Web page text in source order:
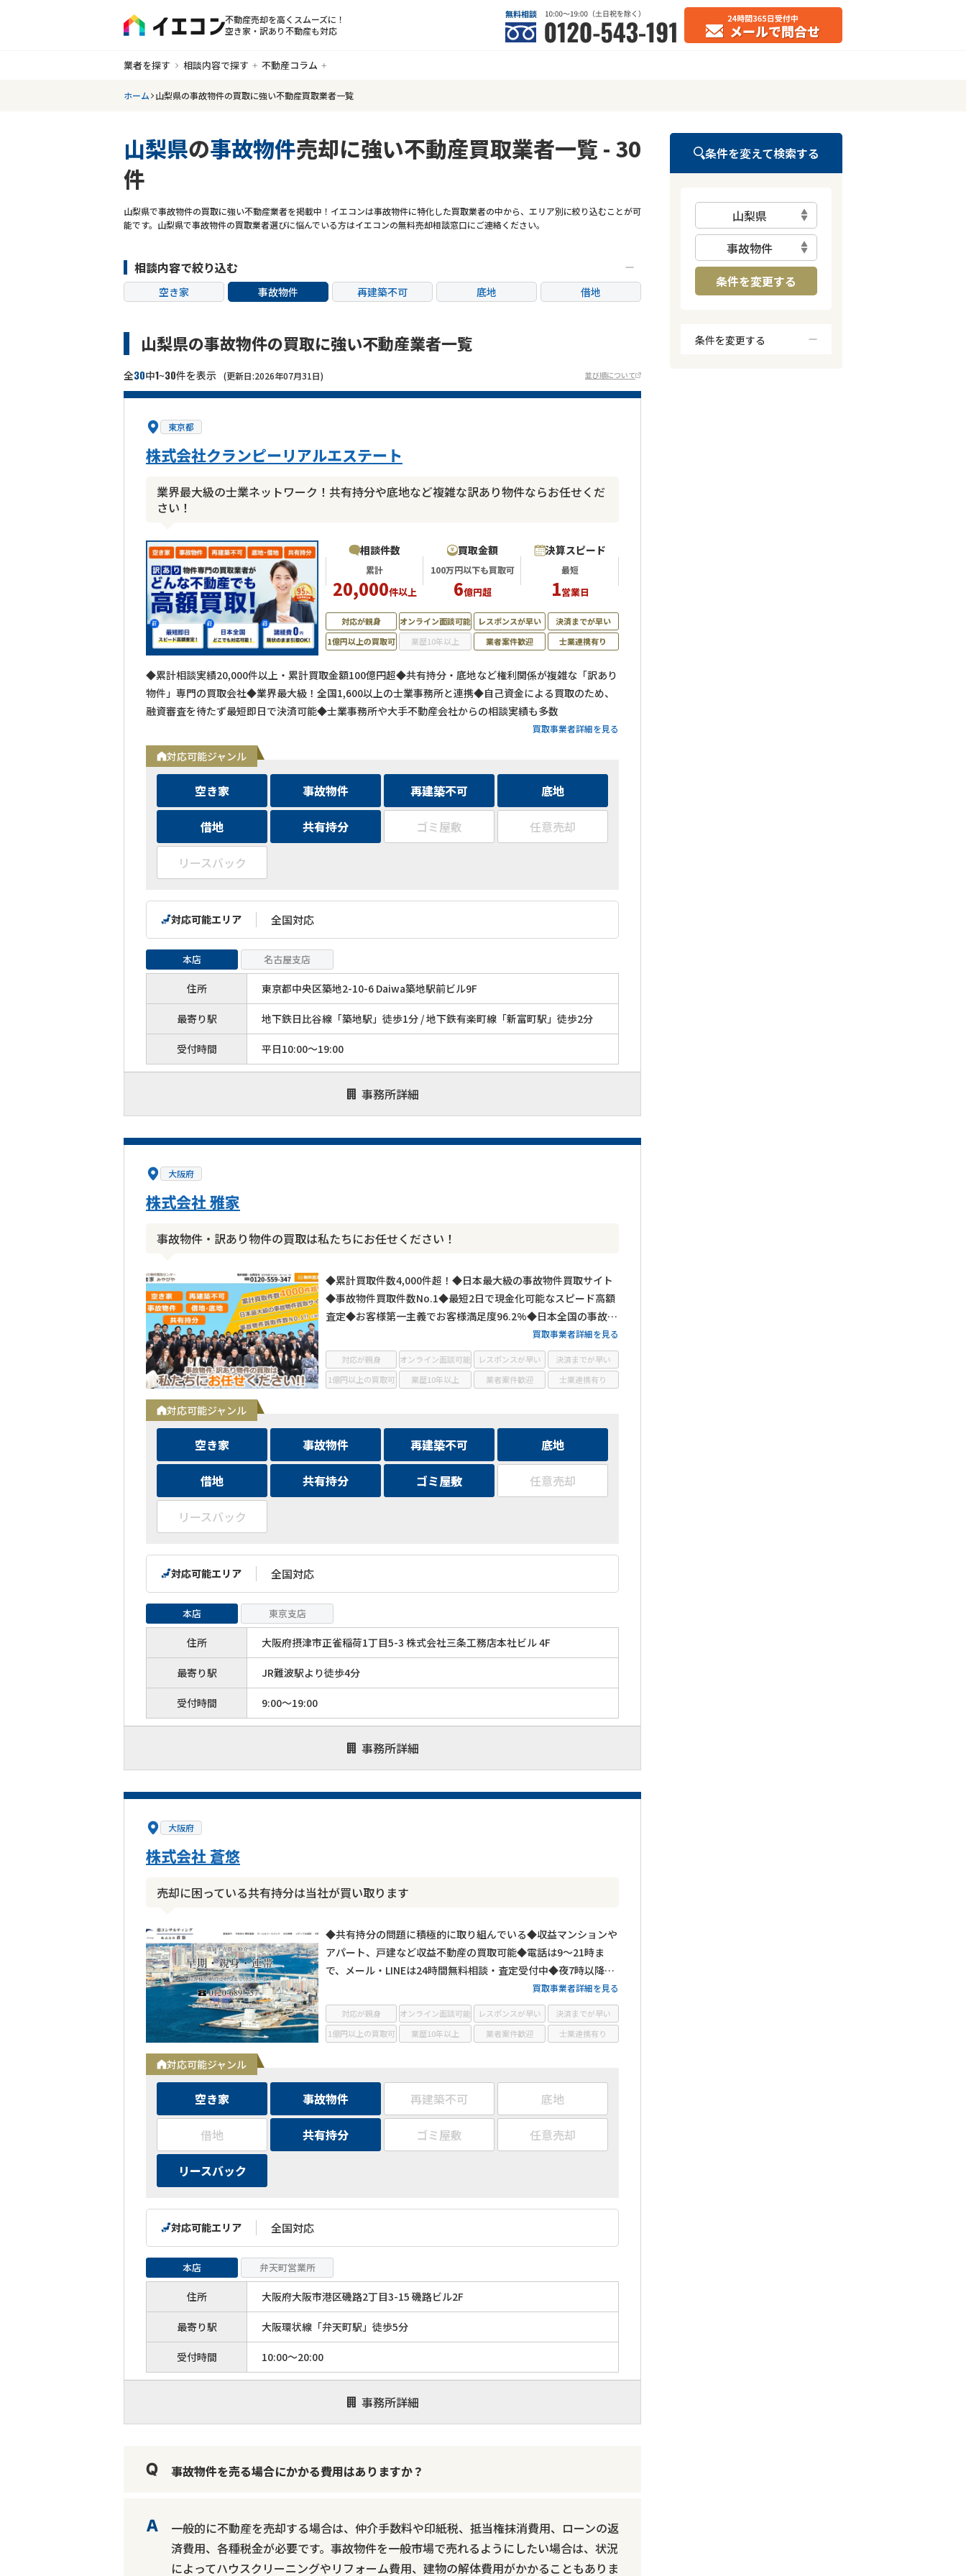
不動産売却を高くスムーズに！
空き家・訳あり不動産も対応
業者を探す 相談内容で探す 不動産コラム
ホーム 山梨県の事故物件の買取に強い不動産買取業者一覧
山梨県の事故物件売却に強い不動産買取業者一覧 - 30
件
山梨県で事故物件の買取に強い不動産業者を掲載中！イエコンは事故物件に特化した買取業者の中から、エリア別に絞り込むことが可
能です。山梨県で事故物件の買取業者選びに悩んでいる方はイエコンの無料売却相談窓口にご連絡ください。
相談内容で絞り込む
空き家 事故物件 再建築不可 底地
借地
山梨県の事故物件の買取に強い不動産業者一覧
全30中1~30件を表示 (更新日:2026年07月31日) 並び順について
東京都
株式会社クランピーリアルエステート
業界最大級の士業ネットワーク！共有持分や底地など複雑な訳あり物件ならお任せくだ
さい！
相談件数
累計
20,000件以上
買取金額
100万円以下も買取可
6億円超
決算スピード
最短
1営業日
◆累計相談実績20,000件以上・累計買取金額100億円超◆共有持分・底地など権利関係が複雑な「訳あり
物件」専門の買取会社◆業界最大級！全国1,600以上の士業事務所と連携◆自己資金による買取のため、
融資審査を待たず最短即日で決済可能◆士業事務所や大手不動産会社からの相談実績も多数
買取事業者詳細を見る
対応可能ジャンル
空き家 事故物件 再建築不可 底地
借地 共有持分 ゴミ屋敷 任意売却
リースバック
本店 名古屋支店
住所 東京都中央区築地2-10-6 Daiwa築地駅前ビル9F
最寄り駅 地下鉄日比谷線「築地駅」徒歩1分 / 地下鉄有楽町線「新富町駅」徒歩2分
受付時間 平日10:00～19:00
事務所詳細
対応可能エリア 全国対応
対応が親身 オンライン面談可能 レスポンスが早い
決済までが早い
1億円以上の買取可
業歴10年以上 業者案件歓迎 士業連携有り
大阪府
株式会社 雅家
事故物件・訳あり物件の買取は私たちにお任せください！
◆累計買取件数4,000件超！◆日本最大級の事故物件買取サイト
◆事故物件買取件数No.1◆最短2日で現金化可能なスピード高額
査定◆お客様第一主義でお客様満足度96.2%◆日本全国の事故物
買取事業者詳細を見る
対応可能ジャンル
空き家 事故物件 再建築不可 底地
借地 共有持分 ゴミ屋敷 任意売却
リースバック
本店 東京支店
住所 大阪府摂津市正雀稲荷1丁目5-3 株式会社三条工務店本社ビル 4F
最寄り駅 JR難波駅より徒歩4分
受付時間 9:00～19:00
事務所詳細
対応可能エリア 全国対応
対応が親身 オンライン面談可能 レスポンスが早い
決済までが早い
1億円以上の買取可
業歴10年以上 業者案件歓迎 士業連携有り
大阪府
株式会社 蒼悠
売却に困っている共有持分は当社が買い取ります
◆共有持分の問題に積極的に取り組んでいる◆収益マンションや
アパート、戸建など収益不動産の買取可能◆電話は9～21時ま
で、メール・LINEは24時間無料相談・査定受付中◆夜7時以降も
買取事業者詳細を見る
対応可能ジャンル
空き家 事故物件 再建築不可 底地
借地 共有持分 ゴミ屋敷 任意売却
リースバック
本店 弁天町営業所
住所 大阪府大阪市港区磯路2丁目3-15 磯路ビル2F
最寄り駅 大阪環状線「弁天町駅」徒歩5分
受付時間 10:00～20:00
事務所詳細
対応可能エリア 全国対応
対応が親身 オンライン面談可能 レスポンスが早い
決済までが早い
1億円以上の買取可
業歴10年以上 業者案件歓迎 士業連携有り
事故物件を売る場合にかかる費用はありますか？
一般的に不動産を売却する場合は、仲介手数料や印紙税、抵当権抹消費用、ローンの返
済費用、各種税金が必要です。事故物件を一般市場で売れるようにしたい場合は、状況
によってハウスクリーニングやリフォーム費用、建物の解体費用がかかることもありま
条件を変えて検索する
山梨県
事故物件
条件を変更する
条件を変更する